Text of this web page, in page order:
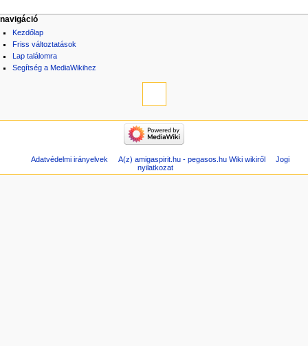
navigáció
Kezdőlap
Friss változtatások
Lap találomra
Segítség a MediaWikihez
Adatvédelmi irányelvek A(z) amigaspirit.hu - pegasos.hu Wiki wikiről
Jogi
nyilatkozat